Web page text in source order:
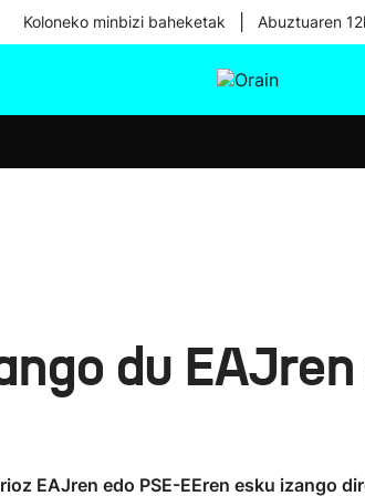
Koloneko minbizi baheketak Abuztuaren
du
EAJren edo PSE-EEren esku izango